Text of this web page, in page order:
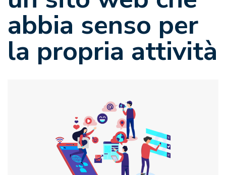
abbia senso per
la propria attività